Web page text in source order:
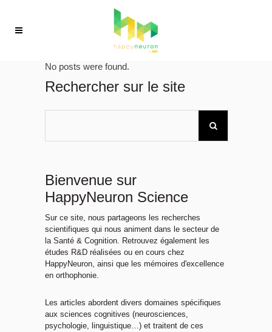
No posts were found.
Rechercher sur le site
Bienvenue sur
HappyNeuron Science
Sur ce site, nous partageons les recherches
scientifiques qui nous animent dans le secteur de
la Santé & Cognition. Retrouvez également les
études R&D réalisées ou en cours chez
HappyNeuron, ainsi que les mémoires d'excellence
en orthophonie.
Les articles abordent divers domaines spécifiques
aux sciences cognitives (neurosciences,
psychologie, linguistique…) et traitent de ces